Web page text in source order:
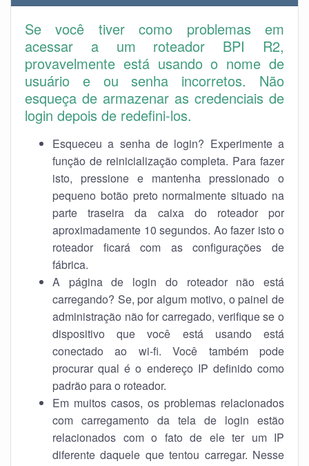
Se você tiver como problemas em
acessar a um roteador BPI R2,
provavelmente está usando o nome de
usuário e ou senha incorretos. Não
esqueça de armazenar as credenciais de
login depois de redefini-los.
Esqueceu a senha de login? Experimente a
função de reinicialização completa. Para fazer
isto, pressione e mantenha pressionado o
pequeno botão preto normalmente situado na
parte traseira da caixa do roteador por
aproximadamente 10 segundos. Ao fazer isto o
roteador ficará com as configurações de
fábrica.
A página de login do roteador não está
carregando? Se, por algum motivo, o painel de
administração não for carregado, verifique se o
dispositivo que você está usando está
conectado ao wi-fi. Você também pode
procurar qual é o endereço IP definido como
padrão para o roteador.
Em muitos casos, os problemas relacionados
com carregamento da tela de login estão
relacionados com o fato de ele ter um IP
diferente daquele que tentou carregar. Nesse